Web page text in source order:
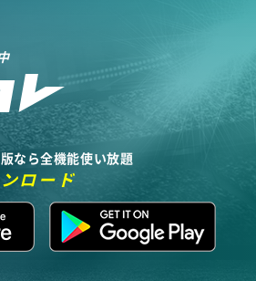
なら全機能使い放題
ロード